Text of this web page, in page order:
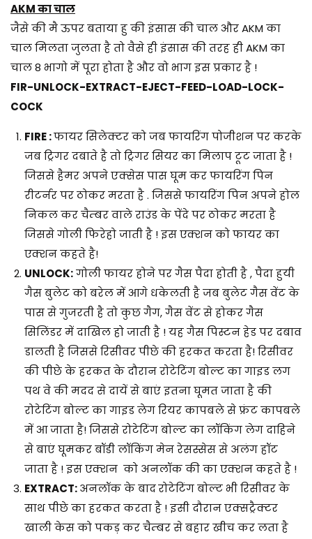
AKM का चाल
जैसे की मै ऊपर बताया हु की इंसास की चाल और AKM का
चाल मिलता जुलता है तो वैसे ही इंसास की तरह ही AKM का
चाल 8 भागो में पूरा होता है और वो भाग इस प्रकार है !
FIR-UNLOCK-EXTRACT-EJECT-FEED-LOAD-LOCK-
COCK
FIRE :फायर सिलेक्टर को जब फायरिंग पोजीशन पर करके
जब ट्रिगर दबाते है तो ट्रिगर सियर का मिलाप टूट जाता है !
जिससे हैमर अपने एक्सेस पास घूम कर फायरिंग पिन
रीटर्नर पर ठोकर मरता है . जिससे फायरिंग पिन अपने होल
निकल कर चैम्बर वाले राउंड के पेंदे पर ठोकर मरता है
जिससे गोली फिरेहो जाती है ! इस एक्शन को फायर का
एक्शन कहते है!
UNLOCK:गोली फायर होने पर गैस पैदा होती है , पैदा हुयी
गैस बुलेट को बरेल में आगे धकेलती है जब बुलेट गैस वेंट के
पास से गुजरती है तो कुछ गैग, गैस वेंट से होकर गैस
सिलिंडर में दाखिल हो जाती है ! यह गैस पिस्टन हेड पर दबाव
डालती है जिससे रिसीवर पीछे की हरकत करता है! रिसीवर
की पीछे के हरकत के दौरान रोटेटिंग बोल्ट का गाइड लग
पथ वे की मदद से दायें से बाएं इतना घूमत जाता है की
रोटेटिंग बोल्ट का गाइड लेग रियर कापबले से फ्रंट कापबले
में आ जाता है! जिससे रोटेटिंग बोल्ट का लॉकिंग लेग दाहिने
से बाएं घूमकर बॉडी लॉकिंग मेन रेसस्सेस से अलंग हॉट
जाता है ! इस एक्शन को अनलॉक की का एक्शन कहते है !
EXTRACT:अनलॉक के बादरोटेटिंग बोल्ट भी रिसीवर के
साथ पीछे का हरकत करता है ! इसी दौरान एक्सट्रैक्टर
खाली केस को पकड़ कर चैम्बर से बहार खीच कर लता है